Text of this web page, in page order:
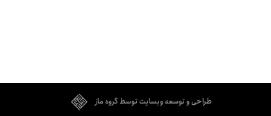
طراحی و توسعه وبسایت توسط گروه ماز